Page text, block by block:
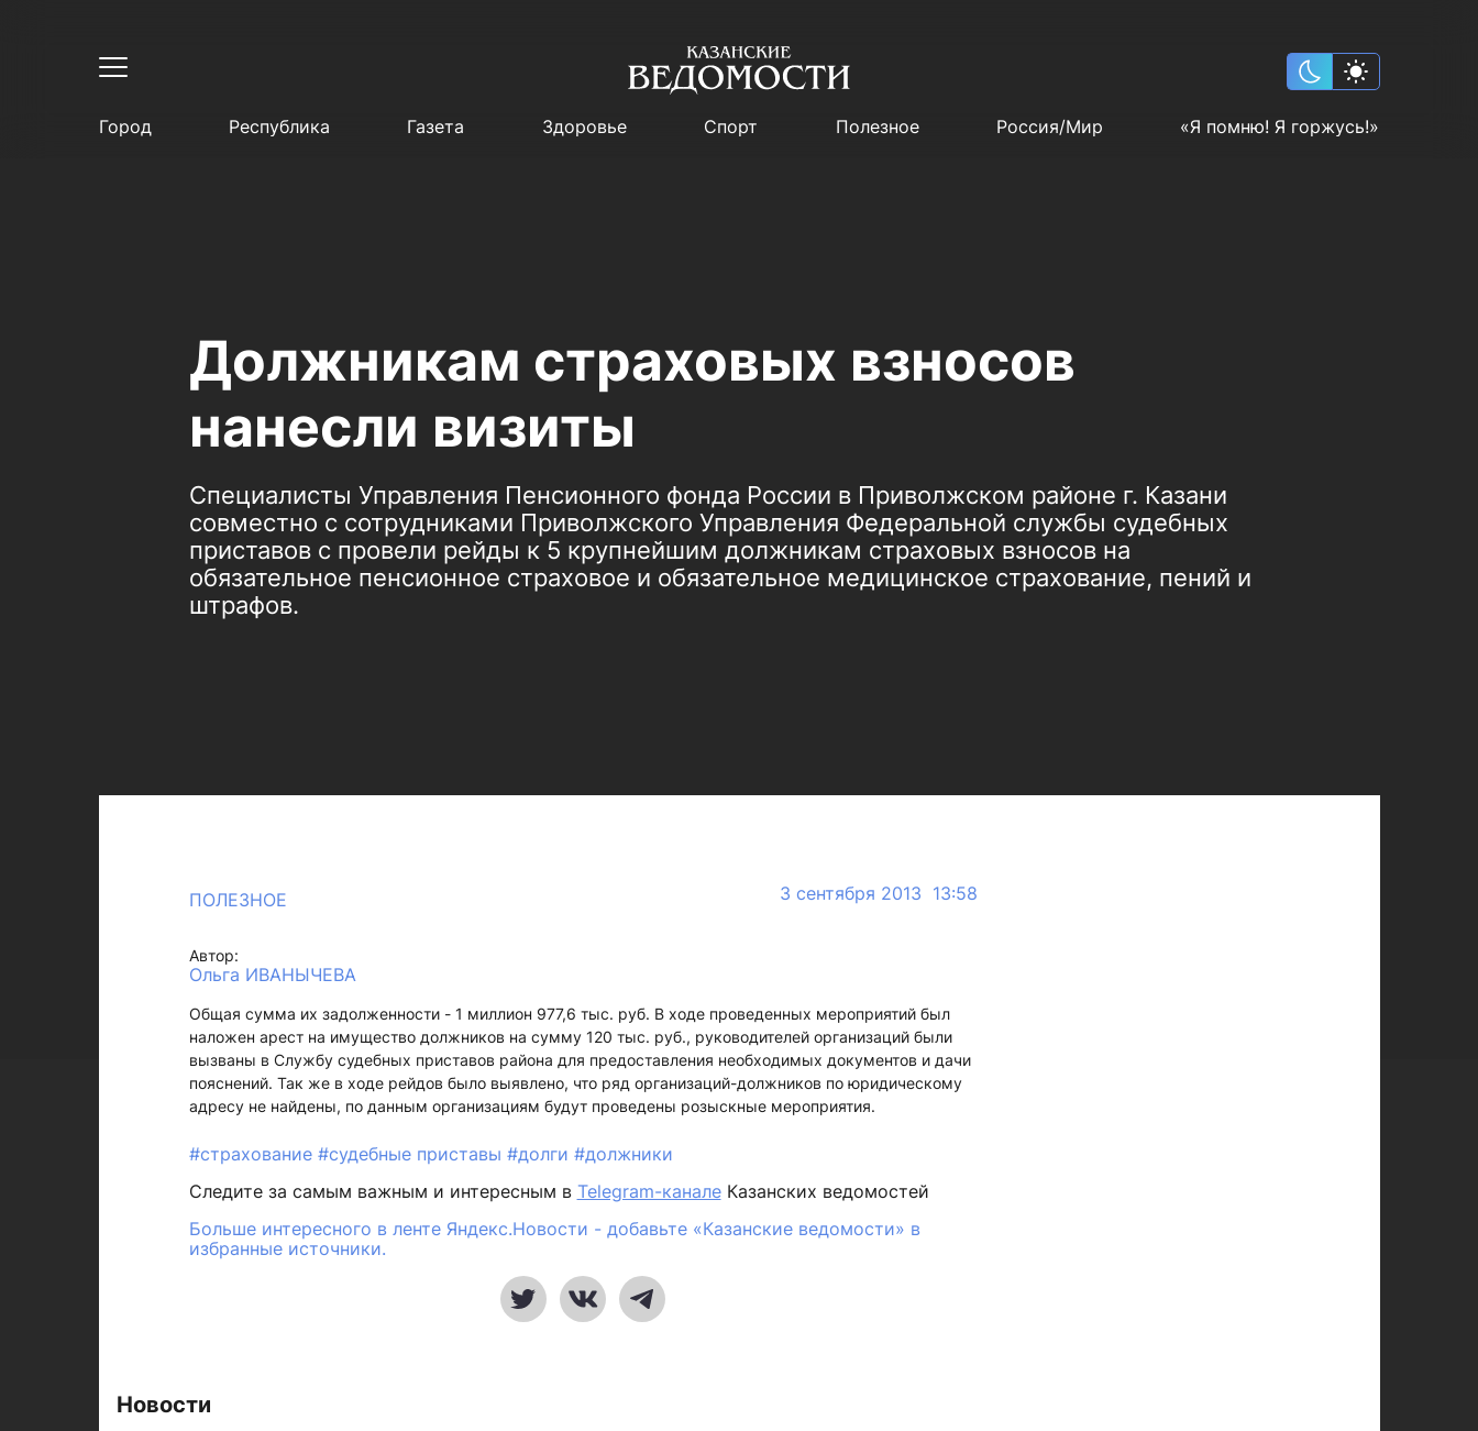
Город Республика Газета Здоровье Спорт Полезное Россия/Мир «Я помню! Я горжусь!»
Должникам страховых взносов
нанесли визиты
Специалисты Управления Пенсионного фонда России в Приволжском районе г. Казани
совместно с сотрудниками Приволжского Управления Федеральной службы судебных
приставов с провели рейды к 5 крупнейшим должникам страховых взносов на
обязательное пенсионное страховое и обязательное медицинское страхование, пений и
штрафов.
ПОЛЕЗНОЕ 3 сентября 2013 13:58
Автор:
Ольга ИВАНЫЧЕВА
Общая сумма их задолженности - 1 миллион 977,6 тыс. руб. В ходе проведенных мероприятий был
наложен арест на имущество должников на сумму 120 тыс. руб., руководителей организаций были
вызваны в Службу судебных приставов района для предоставления необходимых документов и дачи
пояснений. Так же в ходе рейдов было выявлено, что ряд организаций-должников по юридическому
адресу не найдены, по данным организациям будут проведены розыскные мероприятия.
#страхование #судебные приставы #долги #должники
Следите за самым важным и интересным в Telegram-каналеКазанских ведомостей
Больше интересного в ленте Яндекс.Новости - добавьте «Казанские ведомости» в
избранные источники.
Новости